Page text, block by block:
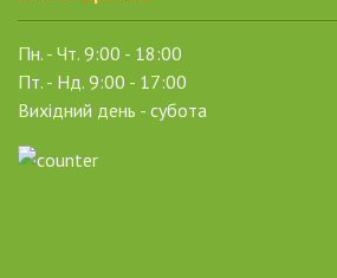
Пн. - Чт. 9:00 - 18:00
Пт. - Нд. 9:00 - 17:00
Вихідний день - субота